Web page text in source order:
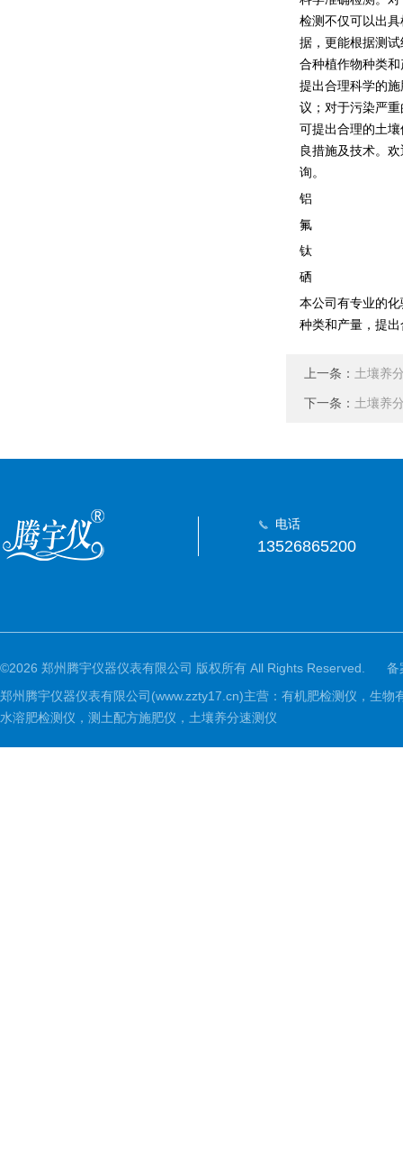
检测不仅可以出
据，更能根据测
合种植作物种类
提出合理科学的施
议；对于污染严
可提出合理的土
良措施及技术。
询。
铝
氟
钛
硒
本公司有专业的
种类和产量，提
上一条： 土壤养
下一条： 土壤养
电话
13526865200
©2026 郑州腾宇仪器仪表有限公司 版权所有 All Rights Reserved.
备
郑州腾宇仪器仪表有限公司(www.zzty17.cn)主营：有机肥检测仪，生
水溶肥检测仪，测土配方施肥仪，土壤养分速测仪